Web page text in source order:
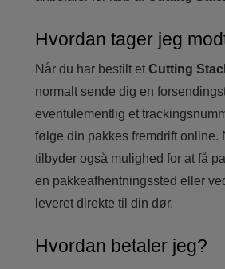
Hvordan tager jeg
Når du har bestilt et Cutting
normalt sende dig en
eventulementlig et
følge din pakkes fremdrift online.
tilbyder også mulighed for at få
en pakkeafhentningssted eller
leveret direkte til din dør.
Hvordan betaler jeg?